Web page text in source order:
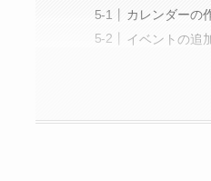
カレンダーの
イベントの追